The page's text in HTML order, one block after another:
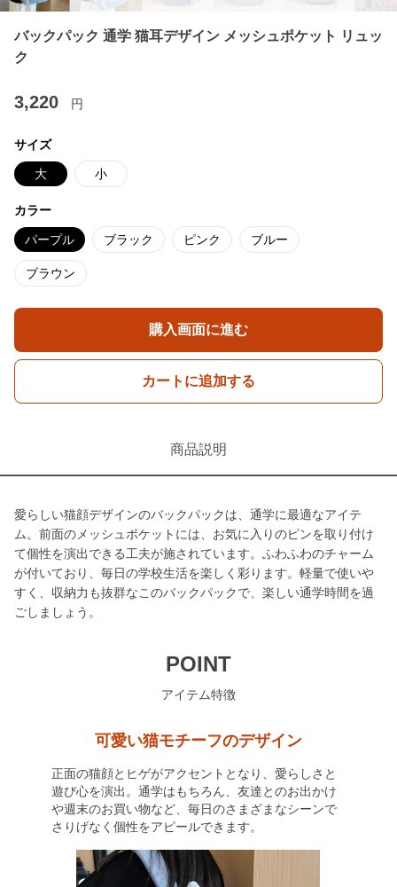
バックパック 通学 猫耳デザイン メッシュポケット リュッ
ク
3,220 円
サイズ
大 小
カラー
パープル ブラック ピンク ブルー
ブラウン
購入画面に進む
カートに追加する
商品説明
愛らしい猫顔デザインのバックパックは、通学に最適なアイテ
ム。前面のメッシュポケットには、お気に入りのピンを取り付け
て個性を演出できる工夫が施されています。ふわふわのチャーム
が付いており、毎日の学校生活を楽しく彩ります。軽量で使いや
すく、収納力も抜群なこのバックパックで、楽しい通学時間を過
ごしましょう。
POINT
アイテム特徴
可愛い猫モチーフのデザイン
正面の猫顔とヒゲがアクセントとなり、愛らしさと
遊び心を演出。通学はもちろん、友達とのお出かけ
や週末のお買い物など、毎日のさまざまなシーンで
さりげなく個性をアピールできます。